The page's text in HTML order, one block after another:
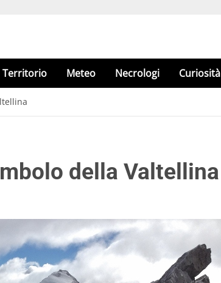
Territorio Meteo Necrologi Curiosità
della Valtellina